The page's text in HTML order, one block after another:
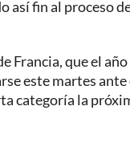
así fin al proceso
Francia, que el
este martes
categoría la